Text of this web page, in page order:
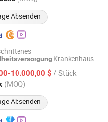
Absenden
Krankenhaus
10.000,00 $ / Stück
(MOQ)
Absenden
2018